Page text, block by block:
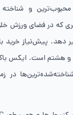
و
که در فضای ورزش
و هشتم است. ایکس
در